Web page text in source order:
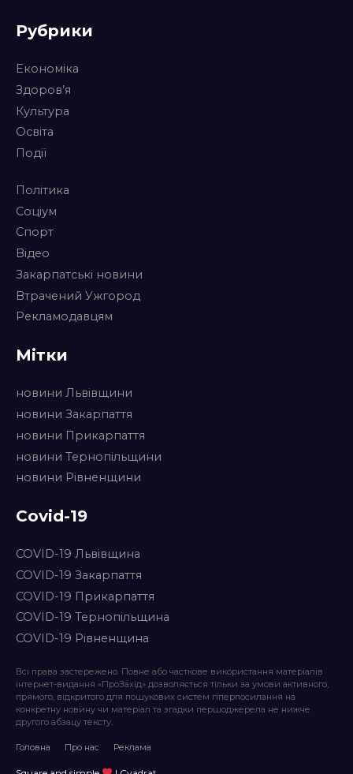
Рубрики
Економіка
Здоров’я
Культура
Освіта
Події
Політика
Соціум
Спорт
Відео
Закарпатські новини
Втрачений Ужгород
Рекламодавцям
Мітки
новини Львівщини
новини Закарпаття
новини Прикарпаття
новини Тернопільщини
новини Рівненщини
Covid-19
COVID-19 Львівщина
COVID-19 Закарпаття
COVID-19 Прикарпаття
COVID-19 Тернопільщина
COVID-19 Рівненщина
Всі права застережено. Повне або часткове використання матеріалів
інтернет-видання «ПроЗахід» дозволяється тільки за умови активного,
прямого, відкритого для пошукових систем гіперпосилання на
конкретну новину чи матеріал та згадки першоджерела не нижче
другого абзацу тексту.
Головна Про нас Реклама